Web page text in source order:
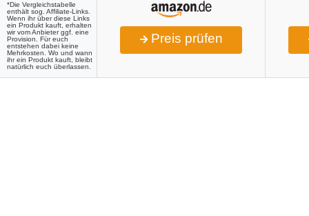
Preis prüfen
*Die Vergleichstabelle
enthält sog. Affiliate-Links.
Wenn ihr über diese Links
ein Produkt kauft, erhalten
wir vom Anbieter ggf. eine
Provision. Für euch
entstehen dabei keine
Mehrkosten. Wo und wann
ihr ein Produkt kauft, bleibt
natürlich euch überlassen.